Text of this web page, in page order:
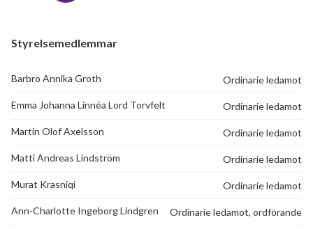
Styrelsemedlemmar
Barbro Annika Groth Ordinarie ledamot
Emma Johanna Linnéa Lord Torvfelt Ordinarie ledamot
Martin Olof Axelsson Ordinarie ledamot
Matti Andreas Lindström Ordinarie ledamot
Murat Krasniqi Ordinarie ledamot
Ann-Charlotte Ingeborg Lindgren Ordinarie ledamot, ordförande